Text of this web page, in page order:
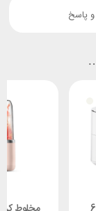
پاسخ